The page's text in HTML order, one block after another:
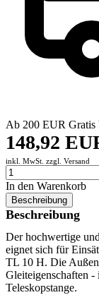
Ab 200 EUR Gratis
148,92
inkl. MwSt. zzgl. Versand
In den Warenkorb
Beschreibung
Beschreibung
Der hochwertige
eignet sich für
TL 10 H. Die
Gleiteigenschaften
Teleskopstange.